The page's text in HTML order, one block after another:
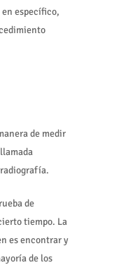
específico,
de medir
de
tiempo. La
es encontrar y
de los